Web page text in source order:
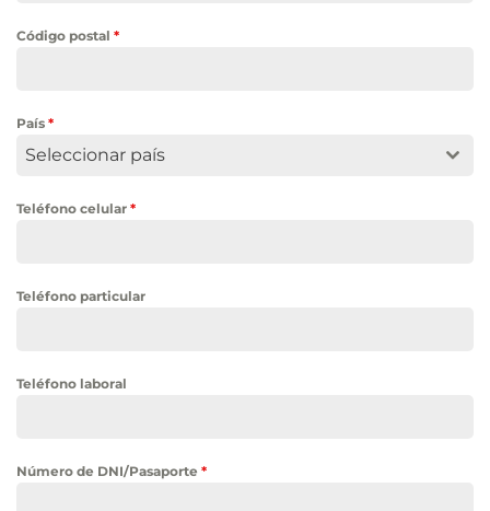
Código postal *
País *
Seleccionar país
Teléfono celular *
Teléfono particular
Teléfono laboral
Número de DNI/Pasaporte *